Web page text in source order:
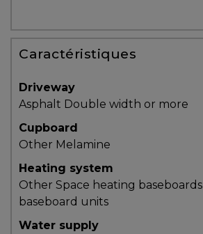
chemin
vers
tranquillité
d’esprit
Le
défi
de
vendre
Caractéristiques
Driveway
Asphalt Double width or more
Cupboard
Other Melamine
Heating system
Other Space heating baseboards
baseboard units
Water supply